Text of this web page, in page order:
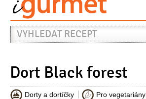
Vyhledat
recept
Dort Black forest
Dorty a dortíčky Pro vegetariány